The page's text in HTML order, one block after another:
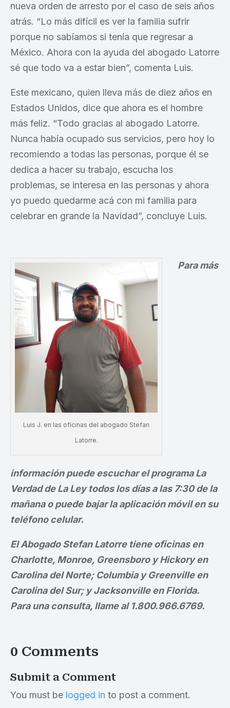
nueva orden de arresto por el caso de seis años
atrás. “Lo más difícil es ver la familia sufrir
porque no sabíamos si tenía que regresar a
México. Ahora con la ayuda del abogado Latorre
sé que todo va a estar bien”, comenta Luis.
Este mexicano, quien lleva más de diez años en
Estados Unidos, dice que ahora es el hombre
más feliz. “Todo gracias al abogado Latorre.
Nunca había ocupado sus servicios, pero hoy lo
recomiendo a todas las personas, porque él se
dedica a hacer su trabajo, escucha los
problemas, se interesa en las personas y ahora
yo puedo quedarme acá con mi familia para
celebrar en grande la Navidad”, concluye Luis.
Luis J. en las oficinas del abogado Stefan
Latorre.
Para más
información puede escuchar el programa La
Verdad de La Ley todos los días a las 7:30 de la
mañana o puede bajar la aplicación móvil en su
teléfono celular.
El Abogado Stefan Latorre tiene oficinas en
Charlotte, Monroe, Greensboro y Hickory en
Carolina del Norte; Columbia y Greenville en
Carolina del Sur; y Jacksonville en Florida.
Para una consulta, llame al 1.800.966.6769.
0 Comments
Submit a Comment
You must be logged in to post a comment.